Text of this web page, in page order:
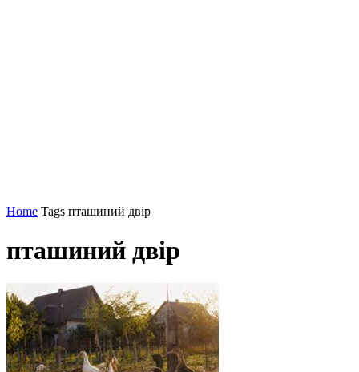
Home Tags пташиний двір
пташиний двір